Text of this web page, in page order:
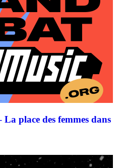
place des femmes dans